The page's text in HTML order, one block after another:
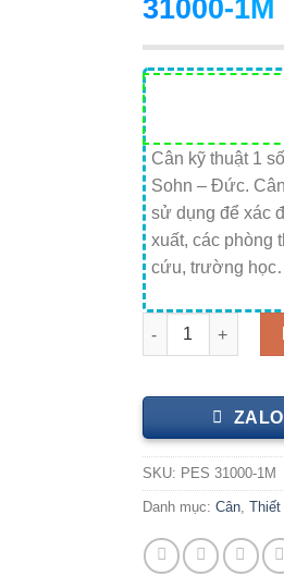
31000-
Cân kỹ thuật 1
Sohn – Đức.
sử dụng để xác
xuất, các phòng
cứu, trường
Cân kỹ thuật 1 số
ZALO
SKU: PES 31000-1M
Danh mục: Cân,